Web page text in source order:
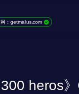
：getmalus.com
300 heros